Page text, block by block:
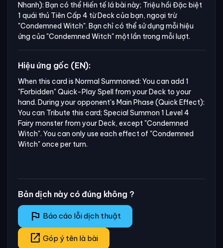
Nhanh): Bạn có thể Hiến tế lá bài này; Triệu hồi Đặc biệt
1 quái thú Tiên Cấp 4 từ Deck của bạn, ngoại trừ
"Condemned Witch". Bạn chỉ có thể sử dụng mỗi hiệu
ứng của "Condemned Witch"một lần trong mỗi lượt.
Hiệu ứng gốc (EN):
When this card is Normal Summoned: You can add 1
"Forbidden" Quick-Play Spell from your Deck to your
hand. During your opponent's Main Phase (Quick Effect):
You can Tribute this card; Special Summon 1 Level 4
Fairy monster from your Deck, except "Condemned
Witch". You can only use each effect of "Condemned
Witch" once per turn.
Bản dịch này có đúng không ?
flag Báo cáo lỗi dịch thuật
open_in_new Góp ý tên là bài